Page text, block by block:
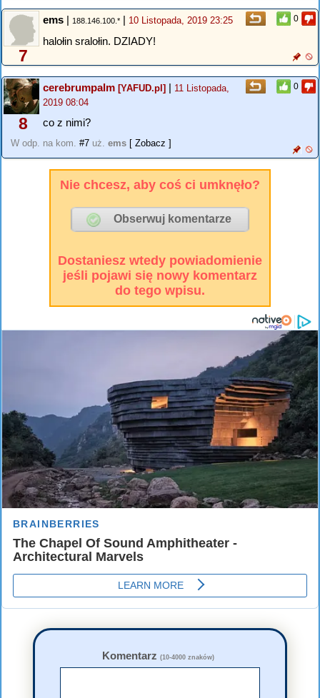
0
7
ems | 188.146.100.* | 10 Listopada, 2019 23:25
halołin sralołin. DZIADY!
0
8
cerebrumpalm [YAFUD.pl] | 11 Listopada,
2019 08:04
co z nimi?
W odp. na kom. #7 uż. ems [ Zobacz ]
Nie chcesz, aby coś ci umknęło?
Dostaniesz wtedy powiadomienie
jeśli pojawi się nowy komentarz
do tego wpisu.
Komentarz (10-4000 znaków)